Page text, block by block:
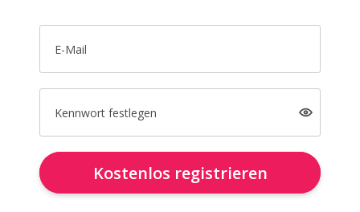
E-Mail
Kennwort festlegen
Kostenlos registrieren